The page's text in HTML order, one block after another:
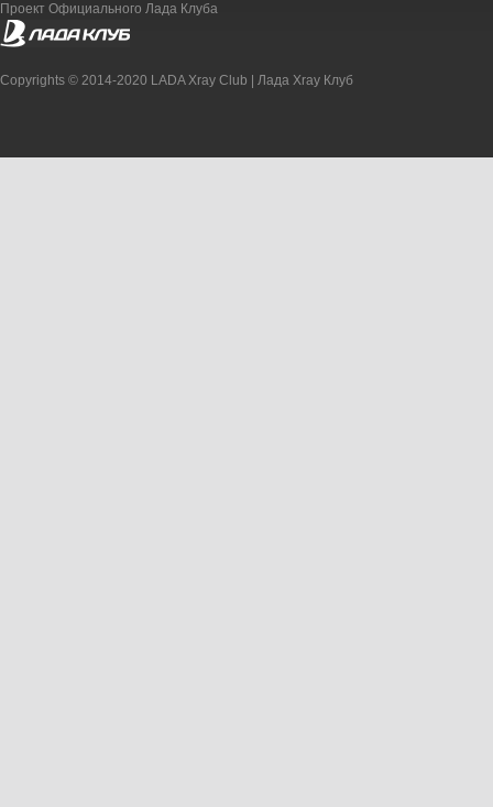
Проект Официального Лада Клуба
Copyrights © 2014-2020 LADA Xray Club | Лада Xray Клуб